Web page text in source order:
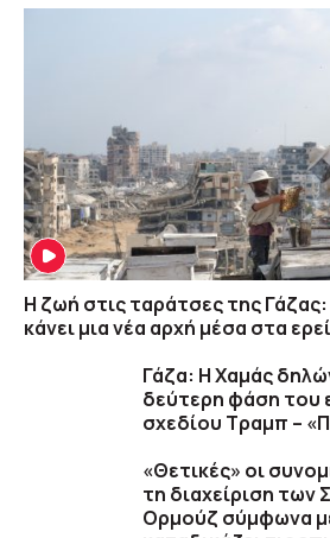
Η ζωή στις ταράτσες της
κάνει μια νέα αρχή μέσα στα
Γάζα: Η Χαμάς
δεύτερη φάση του
σχεδίου Τραμπ –
«Θετικές» οι
τη διαχείριση των
Ορμούζ σύμφωνα